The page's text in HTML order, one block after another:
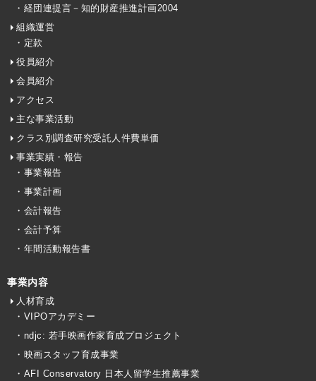
・経団連提言－知的財産推進計画2004
組織運営
・定款
役員紹介
会員紹介
アクセス
主な事業活動
クラス別調査研究受託人件費単価
事業実績・報告
・事業報告
・事業計画
・会計報告
・会計予算
・年間活動報告書
事業内容
人材育成
・VIPOアカデミー
・ndjc: 若手映画作家育成プロジェクト
・映画スタッフ育成事業
・AFI Conservatory 日本人留学生推薦事業